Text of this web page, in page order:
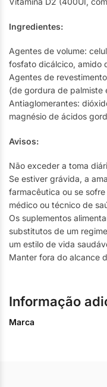
Ingredientes:
Agentes de volume:
fosfato dicálcico, amido
Agentes de
(de gordura de palmiste
Antiaglomerantes:
magnésio de ácidos
Avisos:
Não exceder a toma
Se estiver grávida, a
farmacêutica ou se
médico ou técnico de
Os suplementos
substitutos de um
um estilo de vida
Manter fora do alcance
Informação
Marca